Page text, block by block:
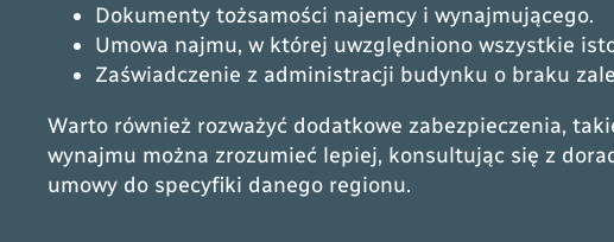
Dokumenty tożsamości najemcy i wynajmującego.
Umowa najmu, w której uwzględniono wszystkie
Zaświadczenie z administracji budynku o braku
Warto również rozważyć dodatkowe zabezpieczenia,
wynajmu można zrozumieć lepiej, konsultując się z
umowy do specyfiki danego regionu.